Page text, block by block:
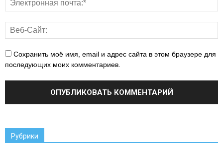
Сохранить моё имя, email и адрес сайта в этом браузере для
последующих моих комментариев.
Рубрики